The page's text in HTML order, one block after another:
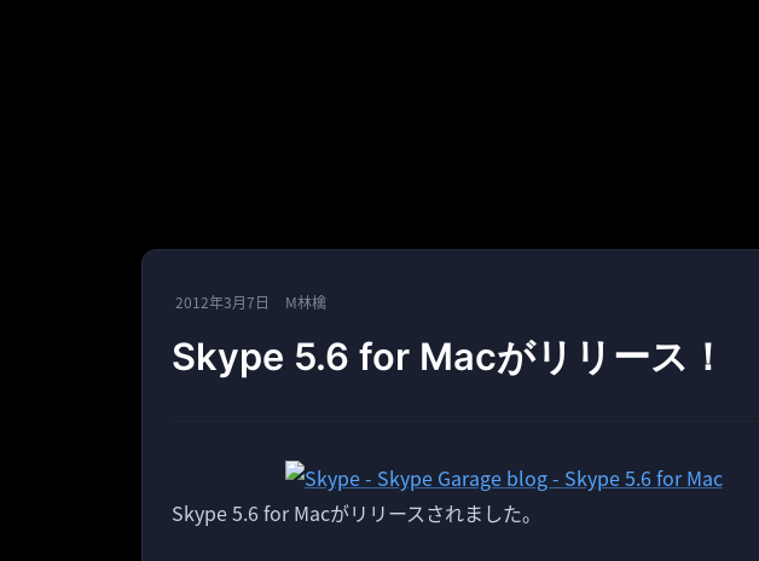
2012年3月7日 M林檎
Skype 5.6 for Macがリリース！
Skype 5.6 for Macがリリースされました。